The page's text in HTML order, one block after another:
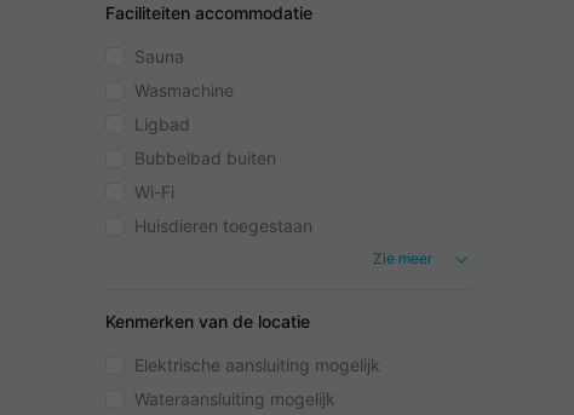
Faciliteiten accommodatie
Sauna
Wasmachine
Ligbad
Bubbelbad buiten
Wi-Fi
Huisdieren toegestaan
Zie meer
Kenmerken van de locatie
Elektrische aansluiting mogelijk
Wateraansluiting mogelijk